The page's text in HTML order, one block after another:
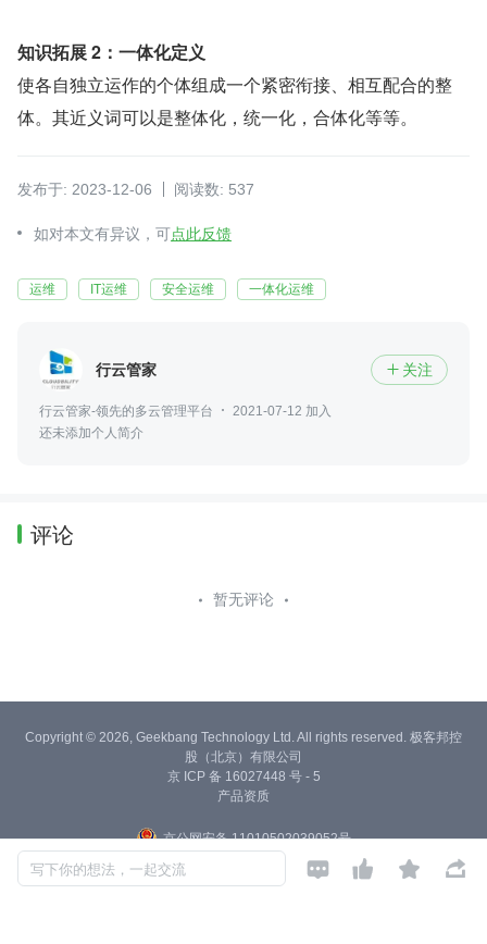
知识拓展 2：一体化定义
使各自独立运作的个体组成一个紧密衔接、相互配合的整
体。其近义词可以是整体化，统一化，合体化等等。
发布于: 2023-12-06 阅读数: 537
如对本文有异议，可点此反馈
运维 IT运维 安全运维 一体化运维
行云管家  关注
行云管家-领先的多云管理平台
2021-07-12 加入
还未添加个人简介
评论
暂无评论
写下你的想法，一起交流    
Copyright © 2026, Geekbang Technology Ltd. All rights reserved. 极客邦控
股（北京）有限公司
京 ICP 备 16027448 号 - 5
产品资质
京公网安备 11010502039052号